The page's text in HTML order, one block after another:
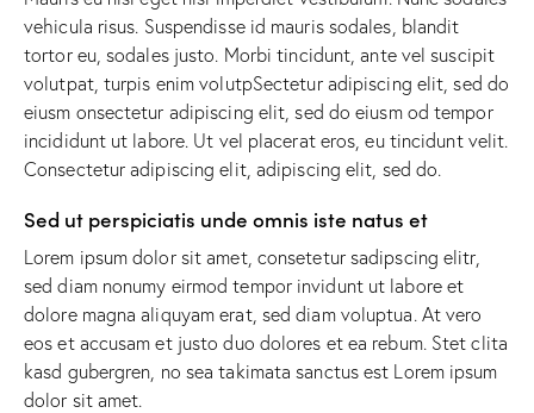
vehicula risus. Suspendisse id mauris sodales, blandit
tortor eu, sodales justo. Morbi tincidunt, ante vel suscipit
volutpat, turpis enim volutpSectetur adipiscing elit, sed do
eiusm onsectetur adipiscing elit, sed do eiusm od tempor
incididunt ut labore. Ut vel placerat eros, eu tincidunt velit.
Consectetur adipiscing elit, adipiscing elit, sed do.
Sed ut perspiciatis unde omnis iste natus et
Lorem ipsum dolor sit amet, consetetur sadipscing elitr,
sed diam nonumy eirmod tempor invidunt ut labore et
dolore magna aliquyam erat, sed diam voluptua. At vero
eos et accusam et justo duo dolores et ea rebum. Stet clita
kasd gubergren, no sea takimata sanctus est Lorem ipsum
dolor sit amet.